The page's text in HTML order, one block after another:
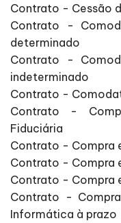
Contrato - Cessão
Contrato -
determinado
Contrato -
indeterminado
Contrato -
Contrato -
Fiduciária
Contrato - Compra
Contrato - Compra
Contrato - Compra
Contrato -
Informática à prazo